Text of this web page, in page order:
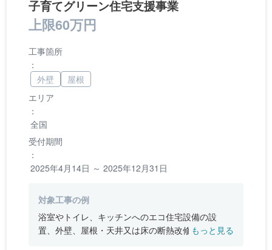
子育てグリーン住宅支援事業
上限60万円
エリア
：
全国
受付期間
：
2025年4月14日 ～ 2025年12月31日
工事箇所
：
外壁
屋根
対象工事の例
浴室やトイレ、キッチンへのエコ住宅設備の設
置、外壁、屋根・天井又は床の断熱改修、窓やド
もっと見る